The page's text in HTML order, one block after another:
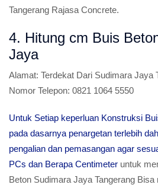
Tangerang Rajasa Concrete.
4. Hitung cm Buis
Jaya
Alamat: Terdekat Dari Sudimara Jaya
Nomor Telepon: 0821 1064 5550
Untuk Setiap keperluan Konstruksi
pada dasarnya penargetan terlebih
pengalian dan pemasangan agar
PCs dan Berapa Centimeter untuk
Beton Sudimara Jaya Tangerang